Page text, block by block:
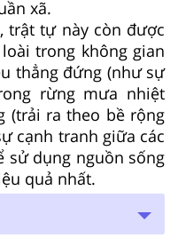
xã.
trật tự này còn được
trong không gian
thẳng đứng (như sự
rừng mưa nhiệt
(trải ra theo bề rộng
cạnh tranh giữa các
sử dụng nguồn sống
quả nhất.